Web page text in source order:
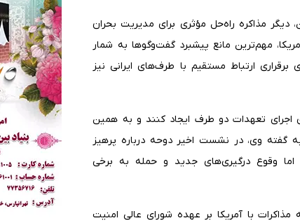
دیگر مذاکره راه‌حل مؤثری برای مدیریت بحران
مهم‌ترین مانع پیشبرد گفت‌وگوها به شمار
ارتباط مستقیم با طرف‌های ایرانی نیز
اجرای تعهدات دو طرف ایجاد کنند و به همین
گفته وی، در نشست اخیر دوحه درباره پرهیز
اما وقوع درگیری‌های جدید و حمله به برخی
مذاکرات با آمریکا بر عهده شورای عالی امنیت